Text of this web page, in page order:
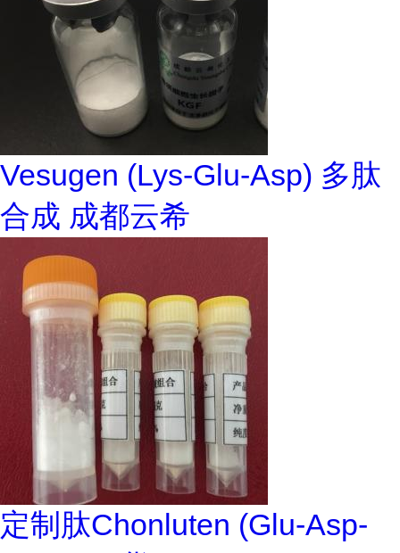
Vesugen (Lys-Glu-Asp) 多肽
合成 成都云希
定制肽Chonluten (Glu-Asp-